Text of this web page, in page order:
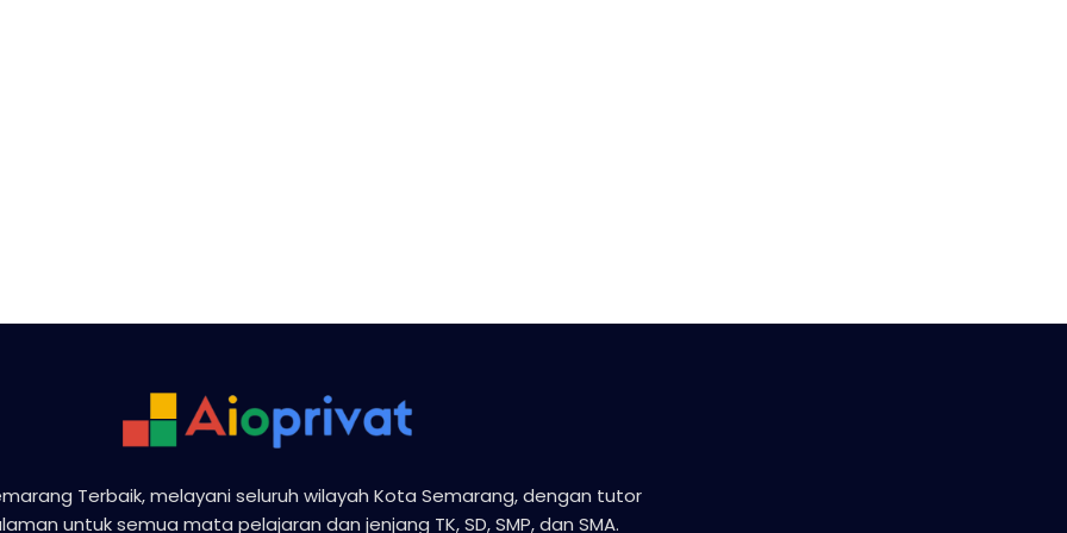
Terbaik, melayani seluruh wilayah Kota Semarang, dengan tutor
untuk semua mata pelajaran dan jenjang TK, SD, SMP, dan SMA.